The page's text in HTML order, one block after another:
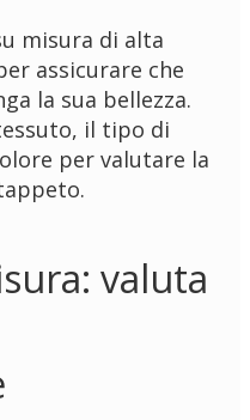
misura di alta
assicurare che
la sua bellezza.
il tipo di
per valutare la
valuta